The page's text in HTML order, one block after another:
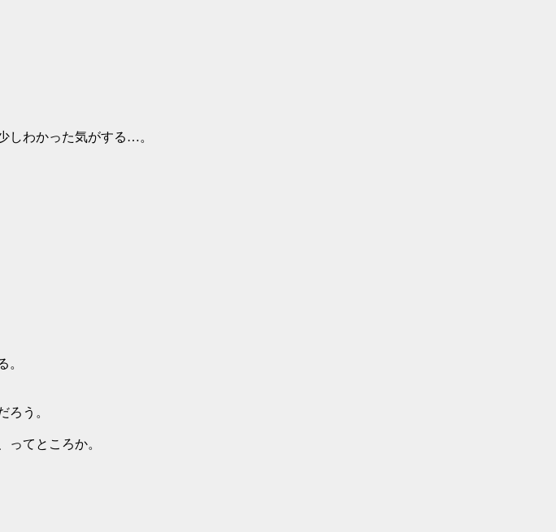
しわかった気がする…。
。
ろう。
てところか。